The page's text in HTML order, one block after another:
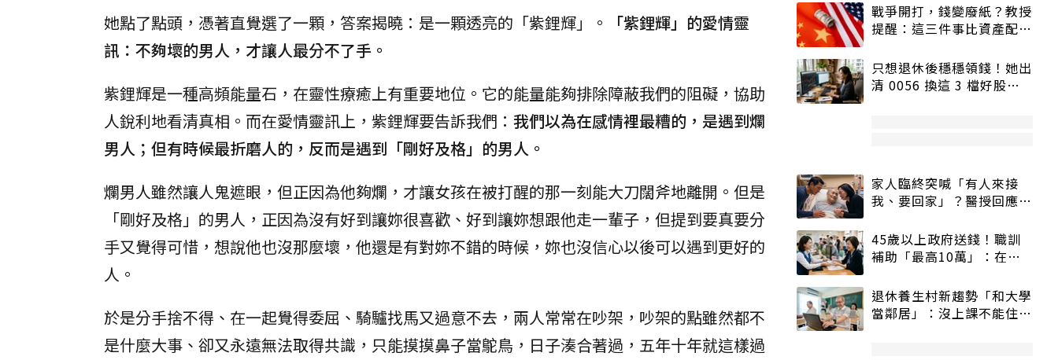
她點了點頭，憑著直覺選了一顆，答案揭曉：是一顆透亮的「紫鋰輝」。
「紫鋰輝」的愛情靈
訊：不夠壞的男人，才讓人最分不了手。
紫鋰輝是一種高頻能量石，在靈性療癒上有重要地位。它的能量能夠排除障蔽我們的阻礙，協助
人銳利地看清真相。而在愛情靈訊上，紫鋰輝要告訴我們： 我們以為在感情裡最糟的，是遇到爛
男人；但有時候最折磨人的，反而是遇到「剛好及格」的男人。
爛男人雖然讓人鬼遮眼，但正因為他夠爛，才讓女孩在被打醒的那一刻能大刀闊斧地離開。但是
「剛好及格」的男人，正因為沒有好到讓妳很喜歡、好到讓妳想跟他走一輩子，但提到要真要分
手又覺得可惜，想說他也沒那麼壞，他還是有對妳不錯的時候，妳也沒信心以後可以遇到更好的
人。
於是分手捨不得、在一起覺得委屈、騎驢找馬又過意不去，兩人常常在吵架，吵架的點雖然都不
是什麼大事、卻又永遠無法取得共識，只能摸摸鼻子當鴕鳥，日子湊合著過，五年十年就這樣過
戰爭開打，錢變廢紙？教授
提醒：這三件事比資產配置
只想退休後穩穩領錢！她出
清 0056 換這 3 檔好股：
家人臨終突喊「有人來接
我、要回家」？醫授回應方
45歲以上政府送錢！職訓
補助「最高10萬」：在
退休養生村新趨勢「和大學
當鄰居」：沒上課不能住、